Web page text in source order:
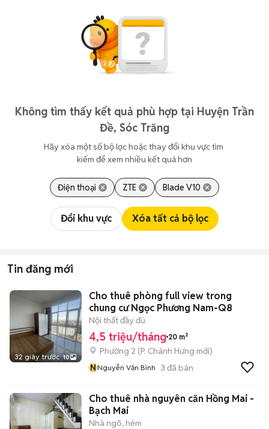
Không tìm thấy kết quả phù hợp tại Huyện Trần
Đề, Sóc Trăng
Hãy xóa một số bộ lọc hoặc thay đổi khu vực tìm
kiếm để xem nhiều kết quả hơn
Điện thoại ZTE Blade V10
Đổi khu vực Xóa tất cả bộ lọc
Tin đăng mới
32 giây trước 10
Cho thuê phòng full view trong
chung cư Ngọc Phương Nam-Q8
Nội thất đầy đủ
4,5 triệu/tháng 20 m²
Phường 2 (P. Chánh Hưng mới)
NNguyễn Văn Bình 3 đã bán
Cho thuê nhà nguyên căn Hồng Mai -
Bạch Mai
Nhà ngõ, hẻm